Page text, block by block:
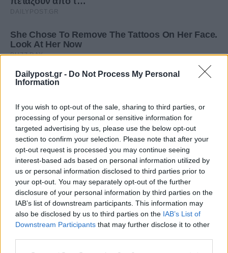
Dailypost.gr - Do Not Process My Personal
Information
If you wish to opt-out of the sale, sharing to third parties, or
processing of your personal or sensitive information for
targeted advertising by us, please use the below opt-out
section to confirm your selection. Please note that after your
opt-out request is processed you may continue seeing
interest-based ads based on personal information utilized by
us or personal information disclosed to third parties prior to
your opt-out. You may separately opt-out of the further
disclosure of your personal information by third parties on the
IAB’s list of downstream participants. This information may
also be disclosed by us to third parties on the IAB’s List of
Downstream Participants that may further disclose it to other